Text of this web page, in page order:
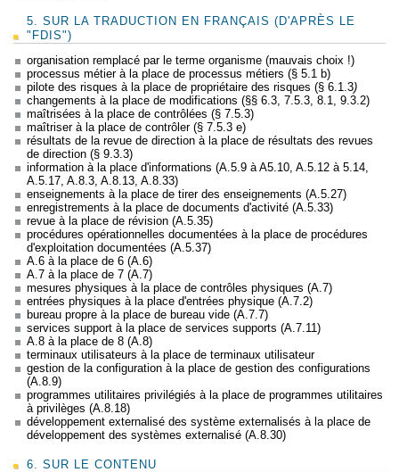
5. SUR LA TRADUCTION EN FRANÇAIS (D'APRÈS LE
"FDIS")
organisation remplacé par le terme organisme (mauvais choix !)
processus métier à la place de processus métiers (§ 5.1 b)
pilote des risques à la place de propriétaire des risques (§ 6.1.3)
changements à la place de modifications (§§ 6.3, 7.5.3, 8.1, 9.3.2)
maîtrisées à la place de contrôlées (§ 7.5.3)
maîtriser à la place de contrôler (§ 7.5.3 e)
résultats de la revue de direction à la place de résultats des revues
de direction (§ 9.3.3)
information à la place d'informations (A.5.9 à A5.10, A.5.12 à 5.14,
A.5.17, A.8.3, A.8.13, A.8.33)
enseignements à la place de tirer des enseignements (A.5.27)
enregistrements à la place de documents d'activité (A.5.33)
revue à la place de révision (A.5.35)
procédures opérationnelles documentées à la place de procédures
d'exploitation documentées (A.5.37)
A.6 à la place de 6 (A.6)
A.7 à la place de 7 (A.7)
mesures physiques à la place de contrôles physiques (A.7)
entrées physiques à la place d'entrées physique (A.7.2)
bureau propre à la place de bureau vide (A.7.7)
services support à la place de services supports (A.7.11)
A.8 à la place de 8 (A.8)
terminaux utilisateurs à la place de terminaux utilisateur
gestion de la configuration à la place de gestion des configurations
(A.8.9)
programmes utilitaires privilégiés à la place de programmes utilitaires
à privilèges (A.8.18)
développement externalisé des système externalisés à la place de
développement des systèmes externalisé (A.8.30)
6. SUR LE CONTENU